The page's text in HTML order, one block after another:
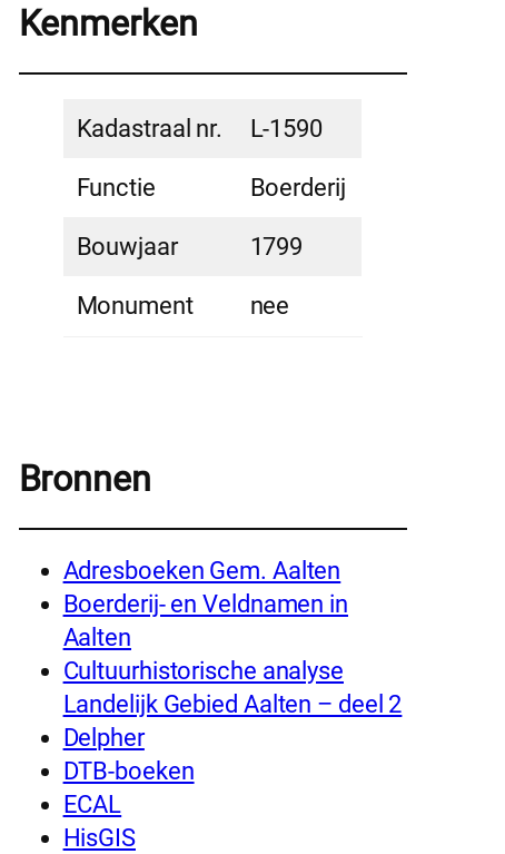
Kenmerken
Kadastraal nr. L-1590
Functie Boerderij
Bouwjaar 1799
Monument nee
Bronnen
Adresboeken Gem. Aalten
Boerderij- en Veldnamen in
Aalten
Cultuurhistorische analyse
Landelijk Gebied Aalten – deel 2
Delpher
DTB-boeken
ECAL
HisGIS